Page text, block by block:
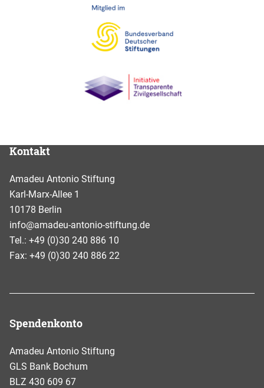
Kontakt
Amadeu Antonio Stiftung
Karl-Marx-Allee 1
10178 Berlin
info@amadeu-antonio-stiftung.de
Tel.: +49 (0)30 240 886 10
Fax: +49 (0)30 240 886 22
Spendenkonto
Amadeu Antonio Stiftung
GLS Bank Bochum
BLZ 430 609 67